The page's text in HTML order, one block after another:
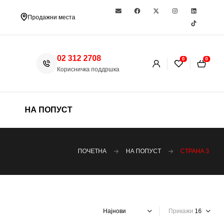
Продажни места
02 312 2708
Корисничка поддршка
0 0
НА ПОПУСТ
ПОЧЕТНА НА ПОПУСТ СТРАНА 3
Прикажи